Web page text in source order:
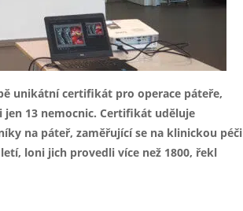
unikátní certifikát pro operace páteře,
13 nemocnic. Certifikát uděluje
na páteř, zaměřující se na klinickou péči
loni jich provedli více než 1800, řekl